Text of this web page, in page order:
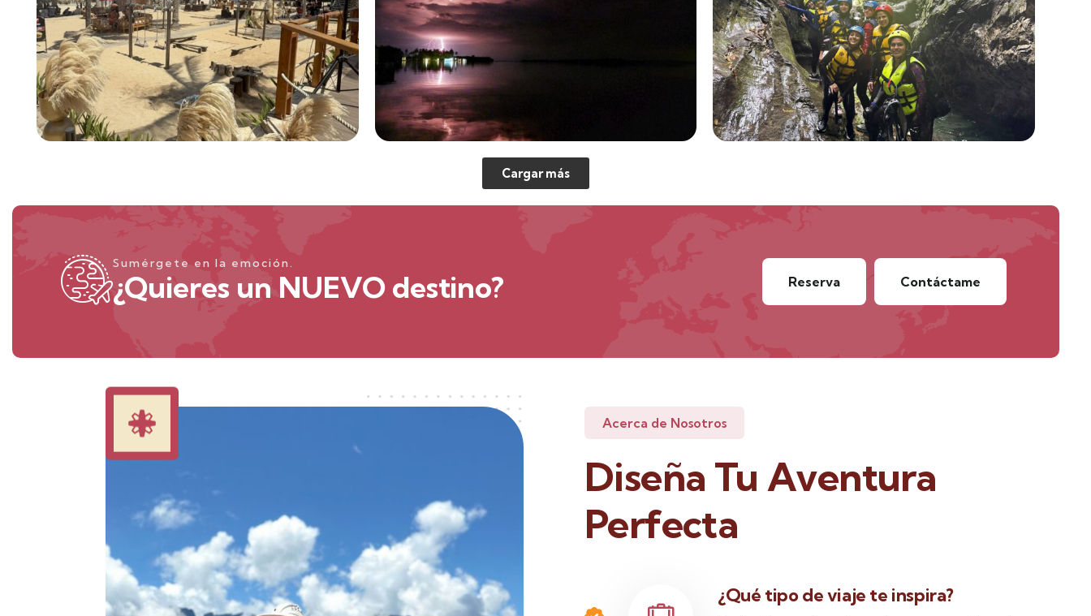
Cargar más
Sumérgete en la emoción.
¿Quieres un NUEVO destino? Reserva Contáctame
Acerca de Nosotros
Diseña Tu Aventura
Perfecta
¿Qué tipo de viaje te inspira?